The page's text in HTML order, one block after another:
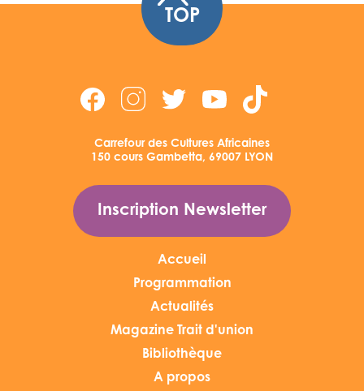
TOP
Carrefour des Cultures Africaines
150 cours Gambetta, 69007 LYON
Inscription Newsletter
Accueil
Programmation
Actualités
Magazine Trait d'union
Bibliothèque
A propos